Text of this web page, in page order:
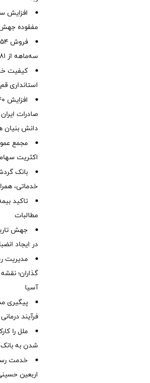
افزایش
مفقوده جهش
سه‌ماهه از 81 همت
کیفیت
استانداری
صادرات
دانش بنیان
مجمع
اکثریت
بانک
خدماتی،
تاکید
مطالبات ‌
جهش
در ایجاد
مدیریت
گذاران؛
آسیا
پیگیری
فرآیند
ملل را
شدن به
خدمت
اربعین